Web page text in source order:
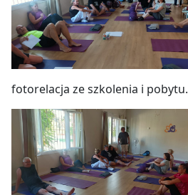
fotorelacja ze szkolenia i pobytu.